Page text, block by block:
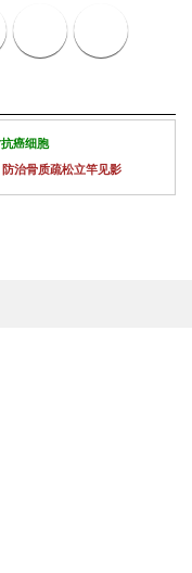
癌细胞
治骨质疏松立竿见影